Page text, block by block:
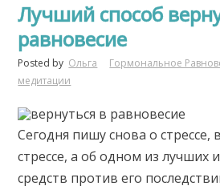
Лучший способ
равновесие
Posted by Ольга Гормональное
медитации
Сегодня пишу снова о стрессе,
стрессе, а об одном из лучших
средств против его